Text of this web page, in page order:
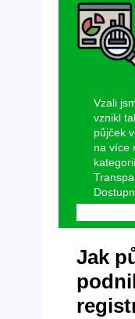
Vzali
vznikl
půjček
na více
Jak